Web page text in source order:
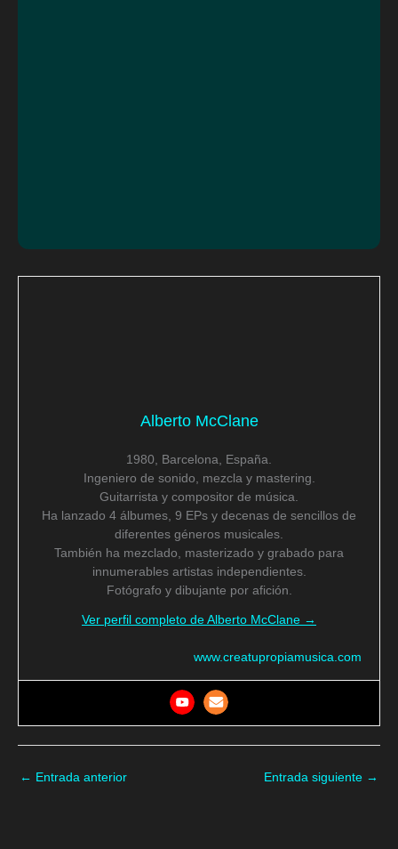
Alberto McClane
1980, Barcelona, España.
Ingeniero de sonido, mezcla y mastering.
Guitarrista y compositor de música.
Ha lanzado 4 álbumes, 9 EPs y decenas de sencillos de
diferentes géneros musicales.
También ha mezclado, masterizado y grabado para
innumerables artistas independientes.
Fotógrafo y dibujante por afición.
Ver perfil completo de Alberto McClane →
www.creatupropiamusica.com
← Entrada anterior Entrada siguiente →